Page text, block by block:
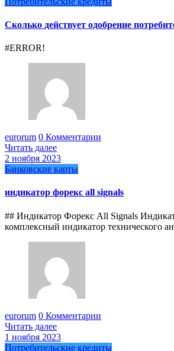
Сколько действует одобрение
#ERROR!
eurorum 0 Комментарии
Читать далее
2 ноября 2023
Банковские карты
индикатор форекс all signals
## Индикатор Форекс All Signals
комплексный индикатор технического
eurorum 0 Комментарии
Читать далее
1 ноября 2023
Потребительские кредиты